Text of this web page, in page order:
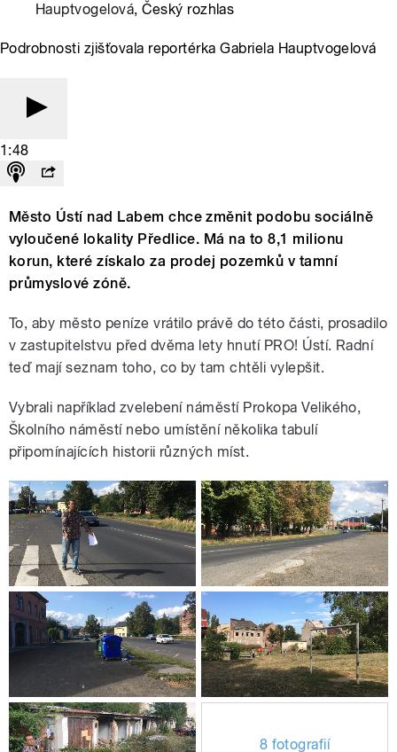
Hauptvogelová, Český rozhlas
Podrobnosti zjišťovala reportérka Gabriela Hauptvogelová
1:48
Město Ústí nad Labem chce změnit podobu sociálně
vyloučené lokality Předlice. Má na to 8,1 milionu
korun, které získalo za prodej pozemků v tamní
průmyslové zóně.
To, aby město peníze vrátilo právě do této části, prosadilo
v zastupitelstvu před dvěma lety hnutí PRO! Ústí. Radní
teď mají seznam toho, co by tam chtěli vylepšit.
Vybrali například zvelebení náměstí Prokopa Velikého,
Školního náměstí nebo umístění několika tabulí
připomínajících historii různých míst.
8 fotografií